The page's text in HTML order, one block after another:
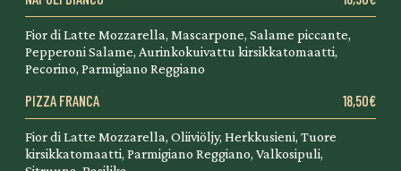
Fior di Latte Mozzarella, Mascarpone, Salame piccante,
Pepperoni Salame, Aurinkokuivattu kirsikkatomaatti,
Pecorino, Parmigiano Reggiano
PIZZA FRANCA 18,50€
Fior di Latte Mozzarella, Oliiviöljy, Herkkusieni, Tuore
kirsikkatomaatti, Parmigiano Reggiano, Valkosipuli,